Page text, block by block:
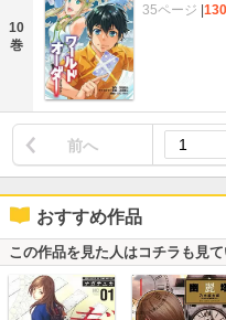
10
巻
35ページ |
前へ
おすすめ作品
この作品を見た人はコチラも見